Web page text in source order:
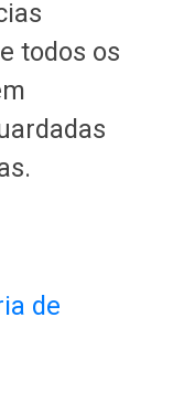
todos os
de